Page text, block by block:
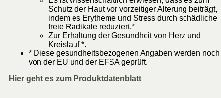
Schutz der Haut vor vorzeitiger Alterung beiträgt,
indem es Erytheme und Stress durch schädliche
freie Radikale reduziert.*
Zur Erhaltung der Gesundheit von Herz und
Kreislauf *.
* Diese gesundheitsbezogenen Angaben werden noch
von der EU und der EFSA geprüft.
Hier geht es zum Produktdatenblatt